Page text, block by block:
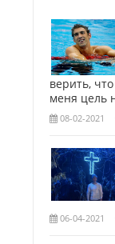
верить,
меня цель
08-02-2021
06-04-2021